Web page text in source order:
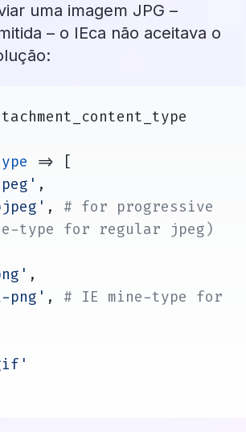
uma imagem JPG –
– o IEca não aceitava o
=> [
,
, # for progressive
type for regular jpeg)
,
png' , # IE mine-type for